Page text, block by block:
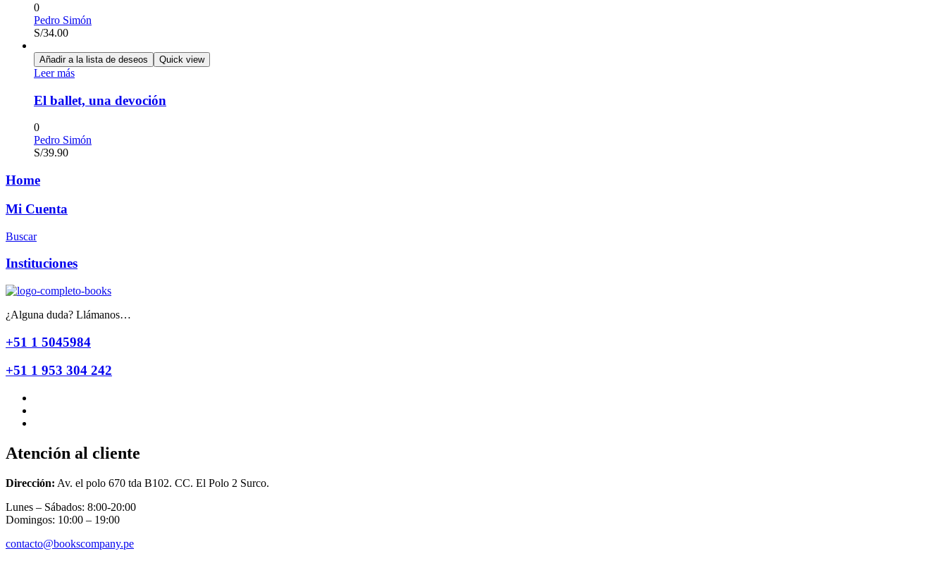
0
Pedro Simón
S/34.00
Añadir a la lista de deseos Quick view
Leer más
El ballet, una devoción
0
Pedro Simón
S/39.90
Home
Mi Cuenta
Buscar
Instituciones
¿Alguna duda? Llámanos…
+51 1 5045984
+51 1 953 304 242
Atención al cliente
Dirección: Av. el polo 670 tda B102. CC. El Polo 2 Surco.
Lunes – Sábados: 8:00-20:00
Domingos: 10:00 – 19:00
contacto@bookscompany.pe